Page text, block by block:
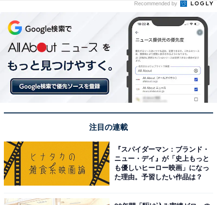
Recommended by
注目の連載
『スパイダーマン：ブランド・
ニュー・デイ』が「史上もっと
も優しいヒーロー映画」になっ
た理由。予習したい作品は？